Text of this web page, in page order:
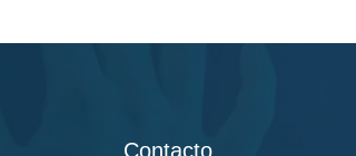
Contacto